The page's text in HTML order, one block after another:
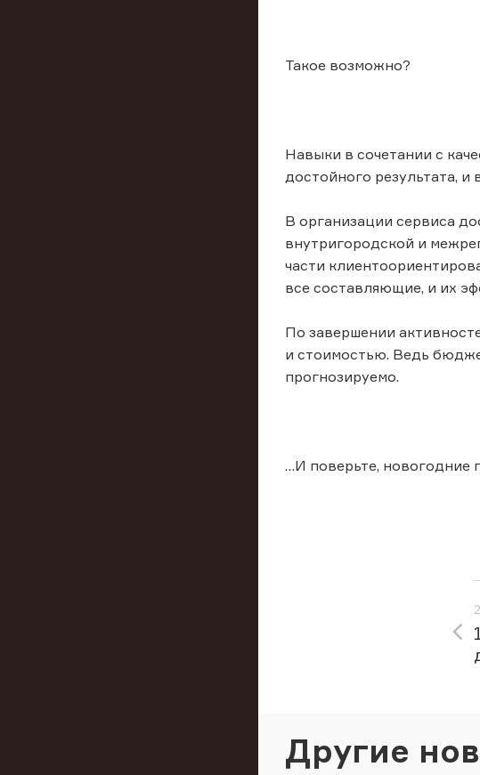
Такое возможно?
Навыки в сочетании с
достойного результата,
В организации сервиса
внутригородской и
части
все составляющие, и их
По завершении
и стоимостью. Ведь
прогнозируемо.
…И поверьте, новогодние
Другие